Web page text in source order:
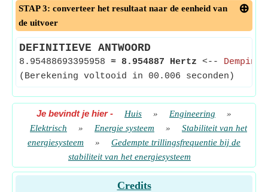
STAP 3: converteer het resultaat naar de eenheid van
de uitvoer
DEFINITIEVE ANTWOORD
8.95488693395958 ≈ 8.954887 Hertz <--
(Berekening voltooid in 00.006 seconden)
Je bevindt je hier- Huis » Engineering
»
Elektrisch
» Energie systeem »
Stabiliteit van het
energiesysteem
»
Gedempte trillingsfrequentie bij de
stabiliteit van het energiesysteem
Credits